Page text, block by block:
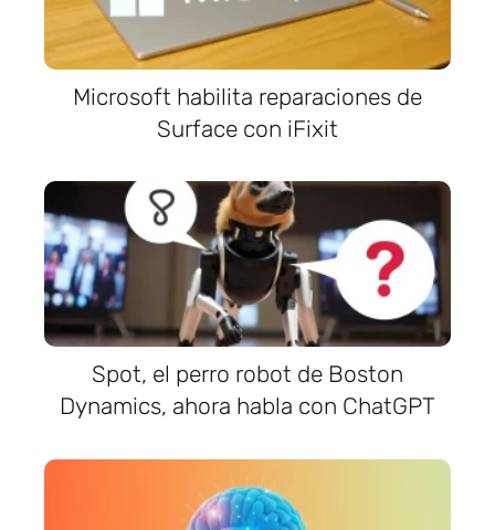
Microsoft habilita reparaciones de
Surface con iFixit
Spot, el perro robot de Boston
Dynamics, ahora habla con ChatGPT